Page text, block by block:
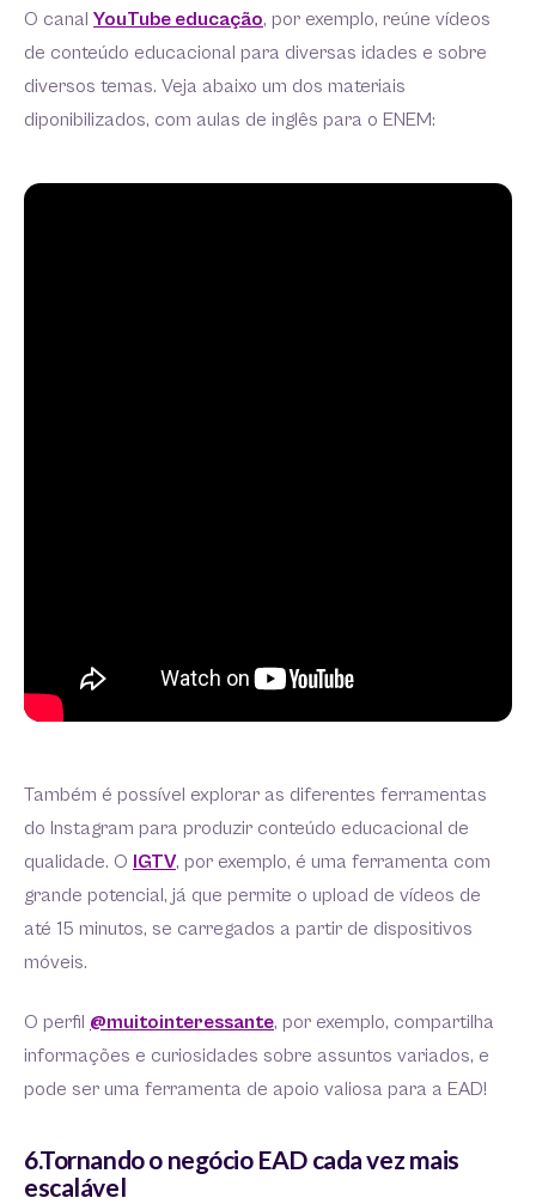
O canal YouTube educação, por exemplo, reúne vídeos
de conteúdo educacional para diversas idades e sobre
diversos temas. Veja abaixo um dos materiais
diponibilizados, com aulas de inglês para o ENEM:
Também é possível explorar as diferentes ferramentas
do Instagram para produzir conteúdo educacional de
qualidade. O IGTV, por exemplo, é uma ferramenta com
grande potencial, já que permite o upload de vídeos de
até 15 minutos, se carregados a partir de dispositivos
móveis.
O perfil @muitointeressante, por exemplo, compartilha
informações e curiosidades sobre assuntos variados, e
pode ser uma ferramenta de apoio valiosa para a EAD!
6.Tornando o negócio EAD cada vez mais
escalável